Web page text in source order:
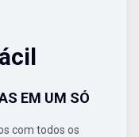
EM UM SÓ
com todos os